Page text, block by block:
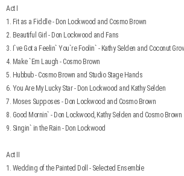
Act I
1. Fit as a Fiddle - Don Lockwood and Cosmo Brown
2. Beautiful Girl - Don Lockwood and Fans
3. I`ve Got a Feelin` You`re Foolin` - Kathy Selden and Coconut
4. Make `Em Laugh - Cosmo Brown
5. Hubbub - Cosmo Brown and Studio Stage Hands
6. You Are My Lucky Star - Don Lockwood and Kathy Selden
7. Moses Supposes - Don Lockwood and Cosmo Brown
8. Good Mornin` - Don Lockwood, Kathy Selden and Cosmo Brown
9. Singin` in the Rain - Don Lockwood
Act II
1. Wedding of the Painted Doll - Selected Ensemble